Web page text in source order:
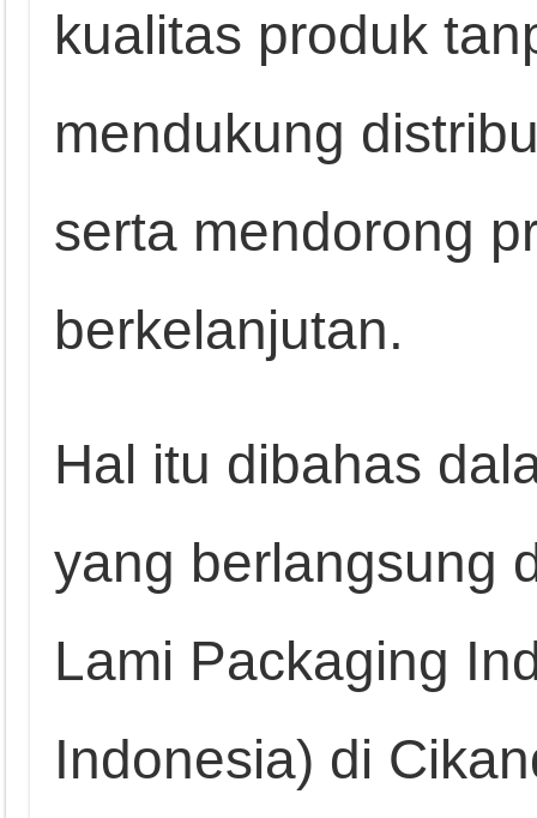
kualitas produk
mendukung
serta mendorong
berkelanjutan.
Hal itu dibahas
yang berlangsung
Lami Packaging
Indonesia) di